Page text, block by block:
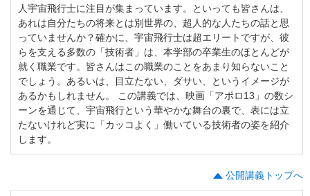
人宇宙飛行士に注目が集まっています。といっても皆さんは、
あれは自分たちの将来とは別世界の、超人的な人たちの話と思
っていませんか？確かに、宇宙飛行士は超エリートですが、彼
らを支える多数の「技術者」は、本学部の卒業生のほとんどが
就く職業です。皆さんはこの職業のことをあまり知らないこと
でしょう。あるいは、目立たない、ダサい、というイメージが
あるかもしれません。 この講義では、映画「アポロ13」の数シ
ーンを通じて、宇宙飛行という華やかな舞台の裏で、表には立
たないけれど実に「カッコよく」働いている技術者の姿を紹介
します。
公開講義トップへ